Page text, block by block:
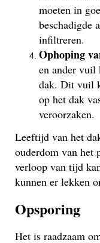
moeten in
beschadigde
infiltreren.
Ophoping
en ander vuil
dak. Dit vuil
op het dak
veroorzaken.
Leeftijd van het
ouderdom van het
verloop van tijd
kunnen er lekken
Opsporing
Het is raadzaam